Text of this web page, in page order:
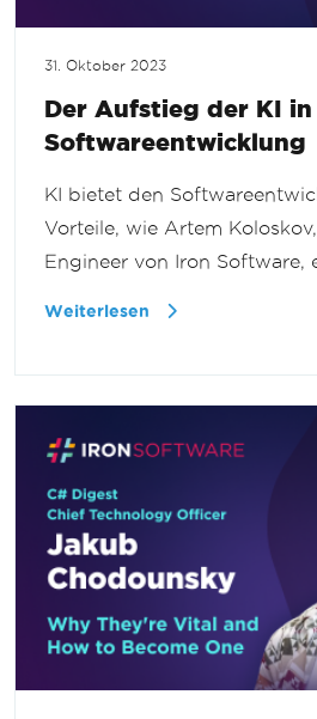
31. Oktober 2023
Der Aufstieg der KI
Softwareentwicklung
KI bietet den
Vorteile, wie Artem
Engineer von Iron Software,
Weiterlesen